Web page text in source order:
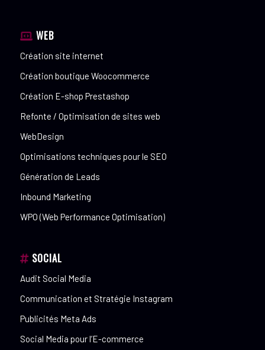
WEB
Création site internet
Création boutique Woocommerce
Création E-shop Prestashop
Refonte / Optimisation de sites web
WebDesign
Optimisations techniques pour le SEO
Génération de Leads
Inbound Marketing
WPO (Web Performance Optimisation)
SOCIAL
Audit Social Media
Communication et Stratégie Instagram
Publicités Meta Ads
Social Media pour l’E-commerce